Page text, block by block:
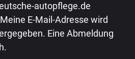
autopflege.de
E-Mail-Adresse wird
Eine Abmeldung